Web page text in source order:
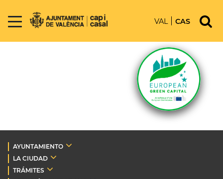
VAL CAS
AYUNTAMIENTO
LA CIUDAD
TRÁMITES